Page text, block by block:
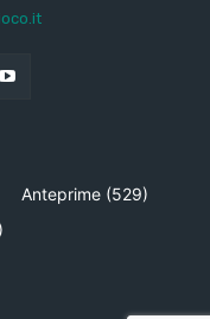
Anteprime (529)